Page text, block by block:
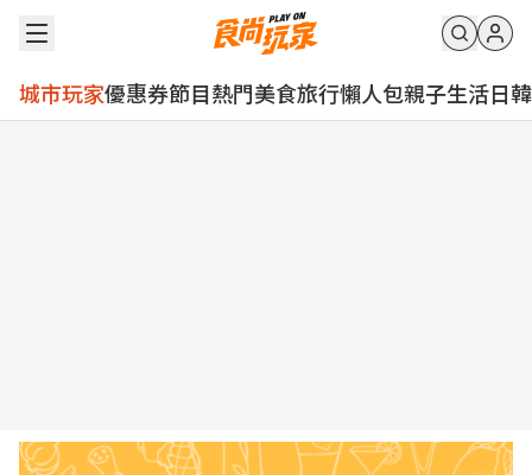
城市玩家優惠券節目熱門美食旅行懶人包親子生活日韓